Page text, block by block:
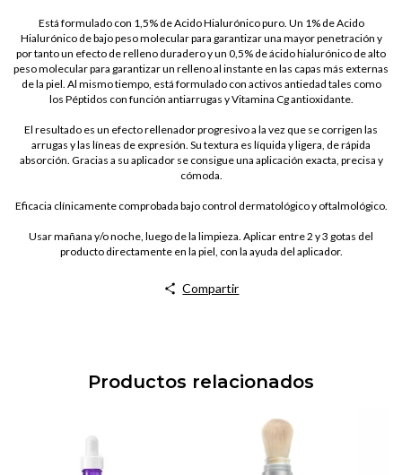
Está formulado con 1,5% de Acido Hialurónico puro. Un 1% de Acido
Hialurónico de bajo peso molecular para garantizar una mayor penetración y
por tanto un efecto de relleno duradero y un 0,5% de ácido hialurónico de alto
peso molecular para garantizar un relleno al instante en las capas más externas
de la piel. Al mismo tiempo, está formulado con activos antiedad tales como
los Péptidos con función antiarrugas y Vitamina Cg antioxidante.
El resultado es un efecto rellenador progresivo a la vez que se corrigen las
arrugas y las líneas de expresión. Su textura es líquida y ligera, de rápida
absorción. Gracias a su aplicador se consigue una aplicación exacta, precisa y
cómoda.
Eficacia clínicamente comprobada bajo control dermatológico y oftalmológico.
Usar mañana y/o noche, luego de la limpieza. Aplicar entre 2 y 3 gotas del
producto directamente en la piel, con la ayuda del aplicador.
Compartir
Productos relacionados